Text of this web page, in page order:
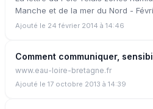
Manche et de la mer du Nord -
Ajouté le 24 février 2014 à 14:46
Comment communiquer,
www.eau-loire-bretagne.fr
Ajouté le 17 octobre 2013 à 14:39